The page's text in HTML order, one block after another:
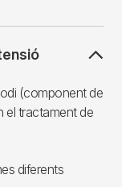
(component de
el tractament de
diferents